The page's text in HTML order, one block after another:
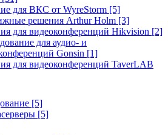
для ВКС от WyreStorm [5]
решения Arthur Holm [3]
для видеоконференций Hikvision [2]
для аудио- и
Gonsin [1]
для видеоконференций TaverLAB
[5]
[5]